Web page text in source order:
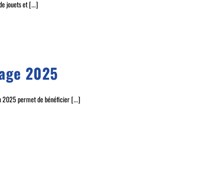
jouets et [...]
2025
2025 permet de bénéficier [...]